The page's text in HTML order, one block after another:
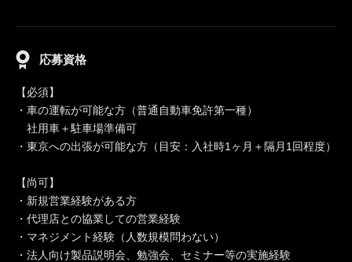
応募資格
【必須】
・車の運転が可能な方（普通自動車免許第一種）
社用車＋駐車場準備可
・東京への出張が可能な方（目安：入社時1ヶ月＋隔月1回程度）
【尚可】
・新規営業経験がある方
・代理店との協業しての営業経験
・マネジメント経験（人数規模問わない）
・法人向け製品説明会、勉強会、セミナー等の実施経験